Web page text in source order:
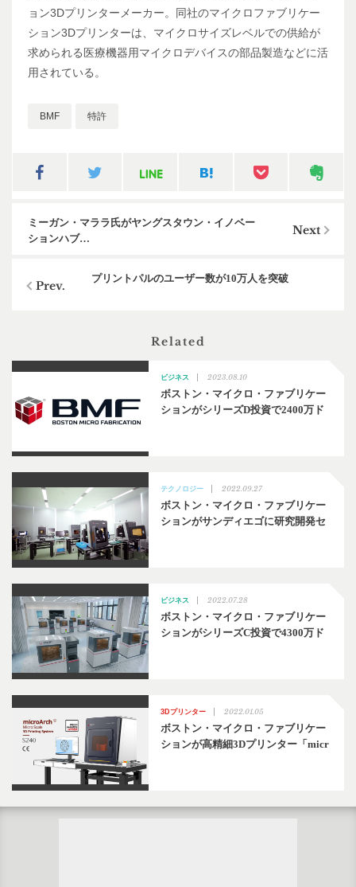
ョン3Dプリンターメーカー。同社のマイクロファブリケー
ション3Dプリンターは、マイクロサイズレベルでの供給が
求められる医療機器用マイクロデバイスの部品製造などに活
用されている。
BMF 特許
ミーガン・マララ氏がヤングスタウン・イノベー
ションハブ…
プリントパルのユーザー数が10万人を突破
Related
ビジネス 2023.08.10
ボストン・マイクロ・ファブリケー
ションがシリーズD投資で2400万ド
テクノロジー 2022.09.27
ボストン・マイクロ・ファブリケー
ションがサンディエゴに研究開発セ
ビジネス 2022.07.28
ボストン・マイクロ・ファブリケー
ションがシリーズC投資で4300万ド
3Dプリンター 2022.01.05
ボストン・マイクロ・ファブリケー
ションが高精細3Dプリンター「micr